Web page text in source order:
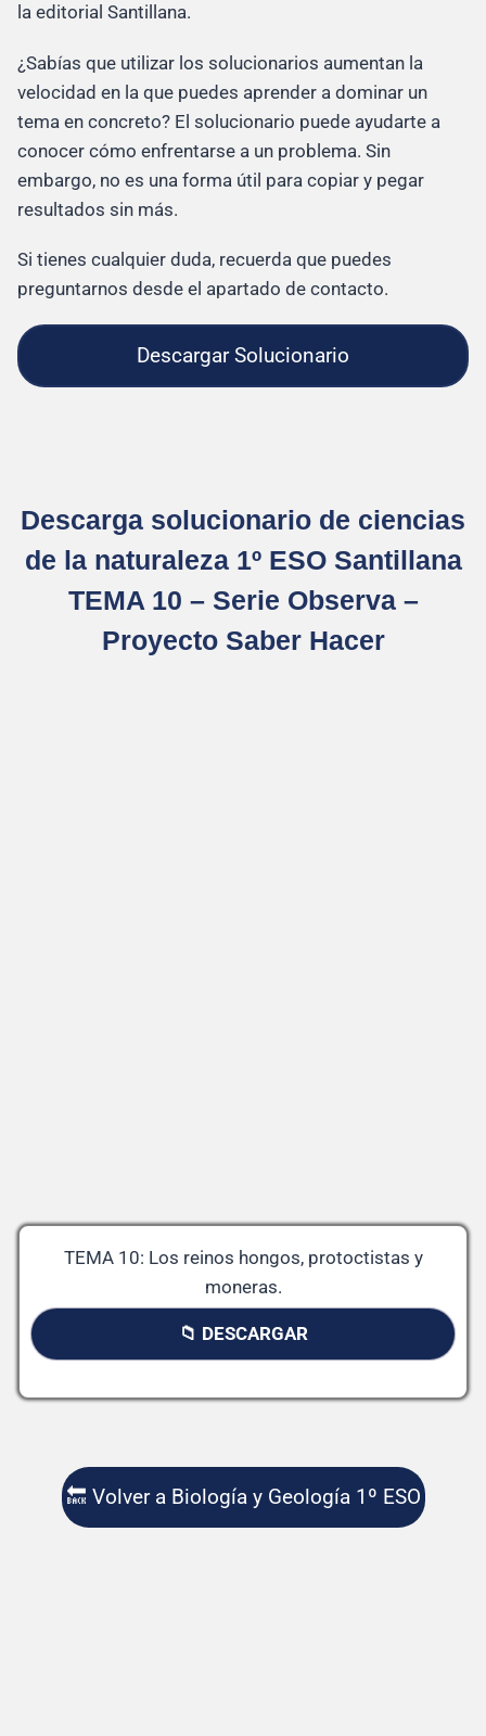
la editorial Santillana.
¿Sabías que utilizar los solucionarios aumentan la
velocidad en la que puedes aprender a dominar un
tema en concreto? El solucionario puede ayudarte a
conocer cómo enfrentarse a un problema. Sin
embargo, no es una forma útil para copiar y pegar
resultados sin más.
Si tienes cualquier duda, recuerda que puedes
preguntarnos desde el apartado de contacto.
Descargar Solucionario
Descarga solucionario de ciencias
de la naturaleza 1º ESO Santillana
TEMA 10 – Serie Observa –
Proyecto Saber Hacer
TEMA 10: Los reinos hongos, protoctistas y
moneras.
📁 DESCARGAR
🔙 Volver a Biología y Geología 1º ESO